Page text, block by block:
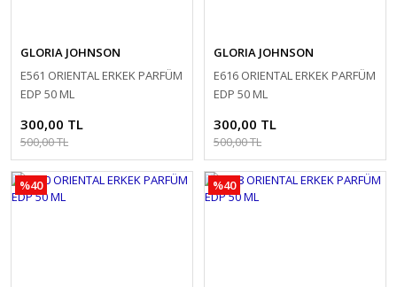
GLORIA JOHNSON
E561 ORIENTAL ERKEK PARFÜM
EDP 50 ML
300,00 TL
500,00 TL
GLORIA JOHNSON
E616 ORIENTAL ERKEK PARFÜM
EDP 50 ML
300,00 TL
500,00 TL
%40 %40